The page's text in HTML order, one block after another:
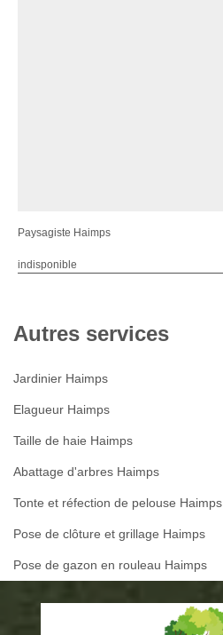
Paysagiste Haimps
indisponible
Autres services
Jardinier Haimps
Elagueur Haimps
Taille de haie Haimps
Abattage d'arbres Haimps
Tonte et réfection de pelouse Haimps
Pose de clôture et grillage Haimps
Pose de gazon en rouleau Haimps